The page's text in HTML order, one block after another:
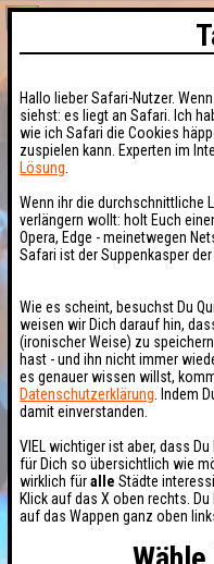
Hallo lieber Safari-Nutzer.
siehst: es liegt an Safari. Ich
wie ich Safari die Cookies
zuspielen kann. Experten im
Lösung
Wenn ihr die durchschnittliche
verlängern wollt: holt Euch
Opera, Edge - meinetwegen
Safari ist der Suppenkasper der
Wie es scheint, besuchst Du
weisen wir Dich darauf hin,
(ironischer Weise) zu
hast - und ihn nicht immer
es genauer wissen willst,
Datenschutzerklärung . Indem
damit einverstanden.
VIEL wichtiger ist aber, dass
für Dich so übersichtlich wie
wirklich füralle Städte
Klick auf das X oben rechts.
auf das Wappen ganz oben